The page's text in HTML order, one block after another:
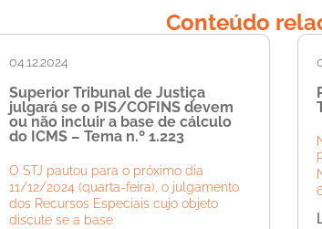
Conteúdo
04.12.2024
Superior Tribunal de Justiça
julgará se o PIS/COFINS devem
ou não incluir a base de cálculo
do ICMS – Tema n.º 1.223
O STJ pautou para o próximo dia
11/12/2024 (quarta-feira), o julgamento
dos Recursos Especiais cujo objeto
discute se a base